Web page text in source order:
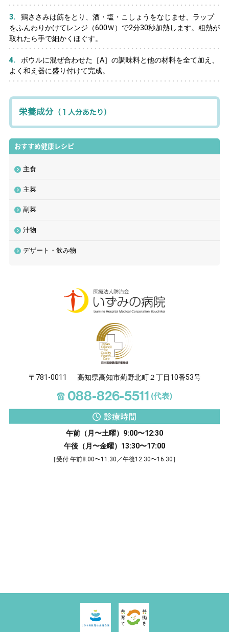
鶏ささみは筋をとり、酒・塩・こしょうをなじませ、ラップ
をふんわりかけてレンジ（600Ｗ）で2分30秒加熱します。粗熱が
取れたら手で細かくほぐす。
ボウルに混ぜ合わせた［A］の調味料と他の材料を全て加え、
よく和え器に盛り付けて完成。
栄養成分 （１人分あたり）
おすすめ健康レシピ
主食
主菜
副菜
汁物
デザート・飲み物
〒781-0011 高知県高知市薊野北町２丁目10番53号
☎088-826-5511 (代表)
診療時間
午前（月〜土曜）9:00〜12:30
午後（月〜金曜）13:30〜17:00
［受付 午前8:00〜11:30／午後12:30〜16:30］